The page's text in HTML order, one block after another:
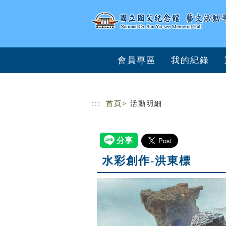
會員專區 我的紀錄
::: 首頁 > 活動明細
水彩創作-洪東標